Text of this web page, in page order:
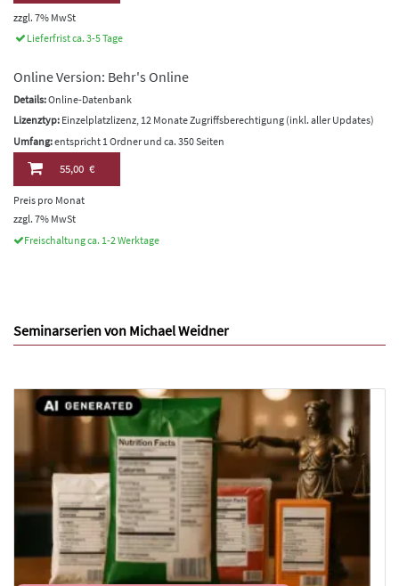
zzgl. 7% MwSt
Lieferfrist ca. 3-5 Tage
Online Version: Behr's Online
Details:Online-Datenbank
Lizenztyp: Einzelplatzlizenz, 12 Monate Zugriffsberechtigung (inkl. aller Updates)
Umfang:entspricht 1 Ordner und ca. 350 Seiten
55,00 €
Preis pro Monat
zzgl. 7% MwSt
Freischaltung ca. 1-2 Werktage
Seminarserien von Michael Weidner